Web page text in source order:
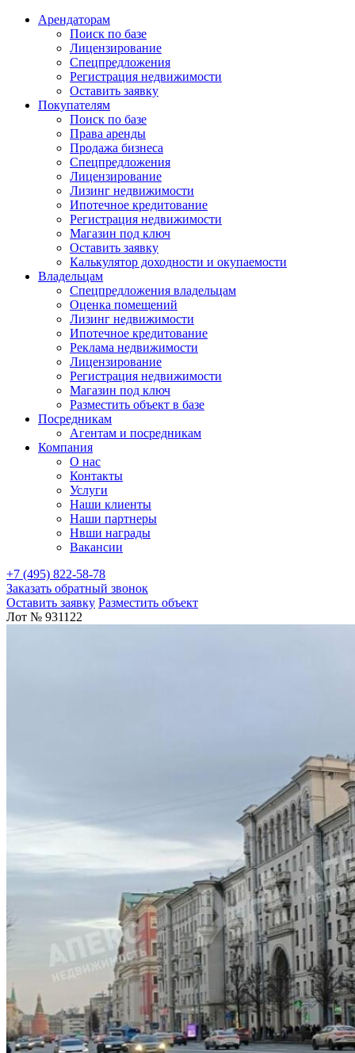
Арендаторам
Поиск по базе
Лицензирование
Спецпредложения
Регистрация недвижимости
Оставить заявку
Покупателям
Поиск по базе
Права аренды
Продажа бизнеса
Спецпредложения
Лицензирование
Лизинг недвижимости
Ипотечное кредитование
Регистрация недвижимости
Магазин под ключ
Оставить заявку
Калькулятор доходности и окупаемости
Владельцам
Спецпредложения владельцам
Оценка помещений
Лизинг недвижимости
Ипотечное кредитование
Реклама недвижимости
Лицензирование
Регистрация недвижимости
Магазин под ключ
Разместить объект в базе
Посредникам
Агентам и посредникам
Компания
О нас
Контакты
Услуги
Наши клиенты
Наши партнеры
Нвши награды
Вакансии
+7 (495) 822-58-78
Заказать обратный звонок
Оставить заявку Разместить объект
Лот № 931122